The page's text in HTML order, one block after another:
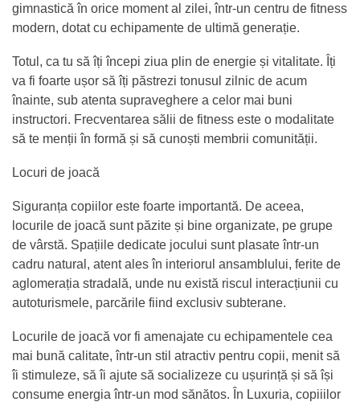
gimnastică în orice moment al zilei, într-un centru de fitness
modern, dotat cu echipamente de ultimă generație.
Totul, ca tu să îți începi ziua plin de energie și vitalitate. Îți
va fi foarte ușor să îți păstrezi tonusul zilnic de acum
înainte, sub atenta supraveghere a celor mai buni
instructori. Frecventarea sălii de fitness este o modalitate
să te menții în formă și să cunoști membrii comunității.
Locuri de joacă
Siguranța copiilor este foarte importantă. De aceea,
locurile de joacă sunt păzite și bine organizate, pe grupe
de vârstă. Spațiile dedicate jocului sunt plasate într-un
cadru natural, atent ales în interiorul ansamblului, ferite de
aglomerația stradală, unde nu există riscul interacțiunii cu
autoturismele, parcările fiind exclusiv subterane.
Locurile de joacă vor fi amenajate cu echipamentele cea
mai bună calitate, într-un stil atractiv pentru copii, menit să
îi stimuleze, să îi ajute să socializeze cu ușurință și să își
consume energia într-un mod sănătos. În Luxuria, copiiilor